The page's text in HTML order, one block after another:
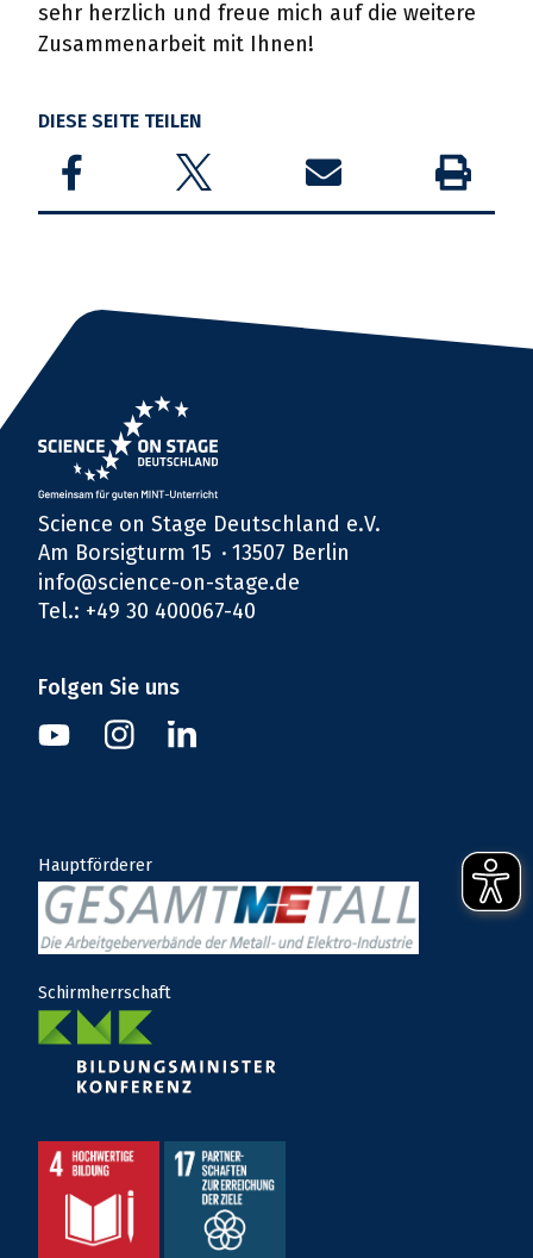
sehr herzlich und freue mich auf die weitere
Zusammenarbeit mit Ihnen!
DIESE SEITE TEILEN
Share on FacebookShare on TwitterShare by email Drucken
Science on Stage Deutschland e.V.
Am Borsigturm 15
13507 Berlin
info@science-on-stage.de
Tel.: +49 30 400067-40
Folgen Sie uns
YoutubeInstagramLinkedin
Hauptförderer
Schirmherrschaft